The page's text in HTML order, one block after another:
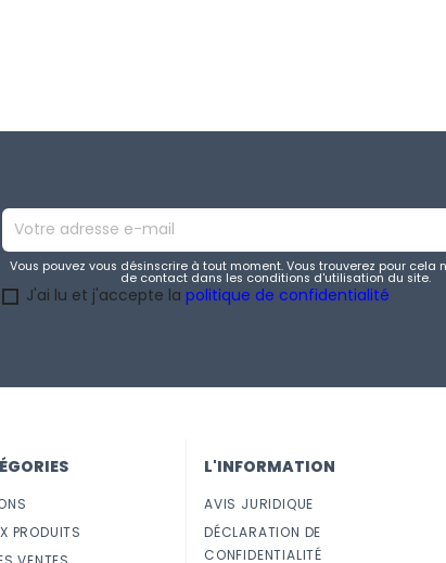
Vous pouvez vous désinscrire à tout moment. Vous trouverez pour cela
de contact dans les conditions d'utilisation du site.
J'ai lu et j'accepte la politique de confidentialité
PRODUITS
L'INFORMATION
AVIS JURIDIQUE
DÉCLARATION DE
CONFIDENTIALITÉ